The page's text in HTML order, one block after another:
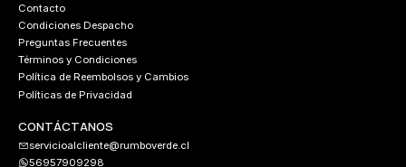
Contacto
Condiciones Despacho
Preguntas Frecuentes
Términos y Condiciones
Política de Reembolsos y Cambios
Políticas de Privacidad
CONTÁCTANOS
servicioalcliente@rumboverde.cl
56957909298